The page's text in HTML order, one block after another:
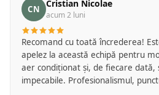
CN Cristian Nicolae
acum 2 luni
Recomand cu toată încrederea! Este deja a treia oară când
apelez la această echipă pentru
aer condiționat și, de fiecare dată, serviciile au fost
impecabile. Profesionalismul,